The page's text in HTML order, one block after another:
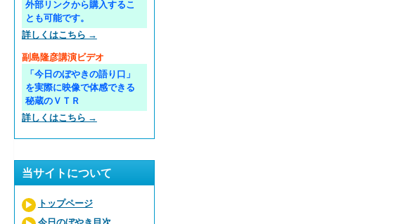
外部リンクから購入するこ
とも可能です。
詳しくはこちら →
副島隆彦講演ビデオ
「今日のぼやきの語り口」
を実際に映像で体感できる
秘蔵のＶＴＲ
詳しくはこちら →
当サイトについて
トップページ